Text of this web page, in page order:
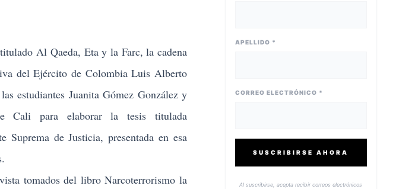
Al Qaeda, Eta y la Farc, la cadena
del Ejército de Colombia Luis Alberto
estudiantes Juanita Gómez González y
Cali para elaborar la tesis titulada
Suprema de Justicia, presentada en esa
tomados del libroNarcoterrorismo la
APELLIDO *
CORREO ELECTRÓNICO *
SUSCRIBIRSE AHORA
Al suscribirse, acepta recibir correos electrónicos